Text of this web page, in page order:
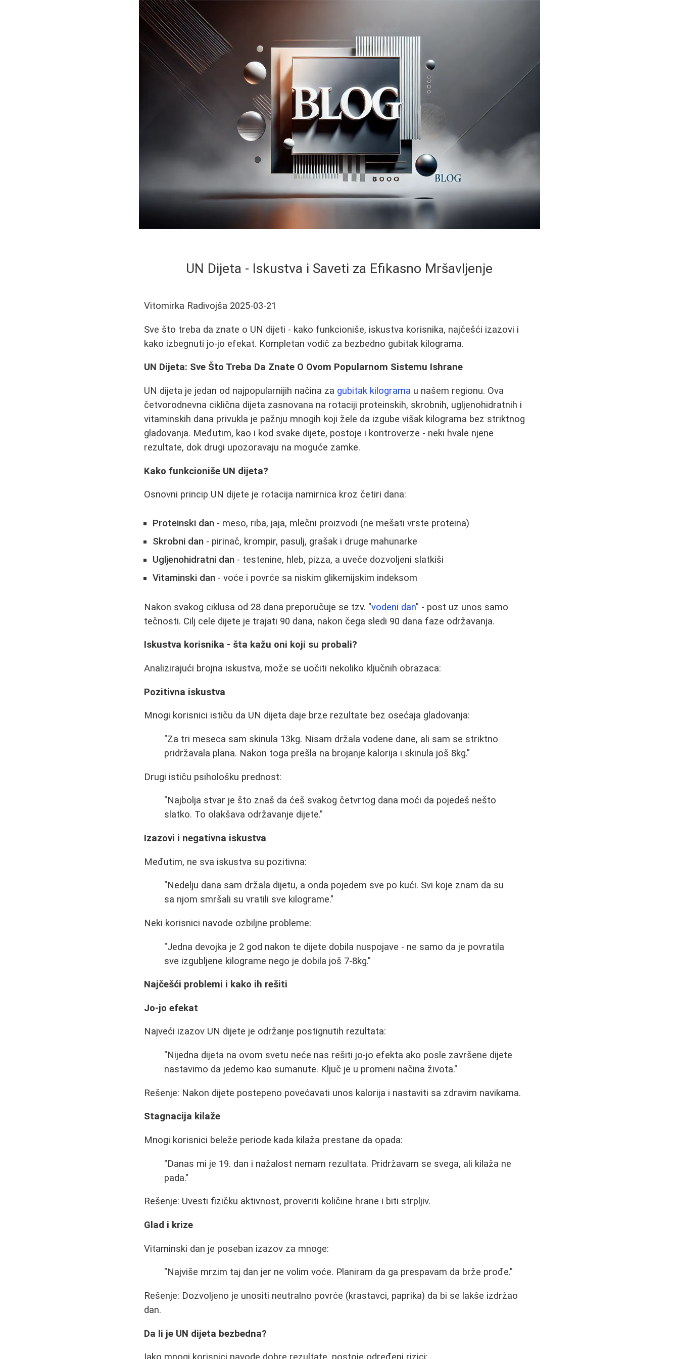
UN Dijeta - Iskustva i Saveti za Efikasno Mršavljenje
Vitomirka Radivojša 2025-03-21
Sve što treba da znate o UN dijeti - kako funkcioniše, iskustva korisnika, najčešći izazovi i
kako izbegnuti jo-jo efekat. Kompletan vodič za bezbedno gubitak kilograma.
UN Dijeta: Sve Što Treba Da Znate O Ovom Popularnom Sistemu Ishrane
UN dijeta je jedan od najpopularnijih načina za gubitak kilograma u našem regionu. Ova
četvorodnevna ciklična dijeta zasnovana na rotaciji proteinskih, skrobnih, ugljenohidratnih i
vitaminskih dana privukla je pažnju mnogih koji žele da izgube višak kilograma bez striktnog
gladovanja. Međutim, kao i kod svake dijete, postoje i kontroverze - neki hvale njene
rezultate, dok drugi upozoravaju na moguće zamke.
Kako funkcioniše UN dijeta?
Osnovni princip UN dijete je rotacija namirnica kroz četiri dana:
Proteinski dan - meso, riba, jaja, mlečni proizvodi (ne mešati vrste proteina)
Skrobni dan - pirinač, krompir, pasulj, grašak i druge mahunarke
Ugljenohidratni dan - testenine, hleb, pizza, a uveče dozvoljeni slatkiši
Vitaminski dan - voće i povrće sa niskim glikemijskim indeksom
Nakon svakog ciklusa od 28 dana preporučuje se tzv. "vodeni dan" - post uz unos samo
tečnosti. Cilj cele dijete je trajati 90 dana, nakon čega sledi 90 dana faze održavanja.
Iskustva korisnika - šta kažu oni koji su probali?
Analizirajući brojna iskustva, može se uočiti nekoliko ključnih obrazaca:
Pozitivna iskustva
Mnogi korisnici ističu da UN dijeta daje brze rezultate bez osećaja gladovanja:
"Za tri meseca sam skinula 13kg. Nisam držala vodene dane, ali sam se striktno
pridržavala plana. Nakon toga prešla na brojanje kalorija i skinula još 8kg."
Drugi ističu psihološku prednost:
"Najbolja stvar je što znaš da ćeš svakog četvrtog dana moći da pojedeš nešto
slatko. To olakšava održavanje dijete."
Izazovi i negativna iskustva
Međutim, ne sva iskustva su pozitivna:
"Nedelju dana sam držala dijetu, a onda pojedem sve po kući. Svi koje znam da su
sa njom smršali su vratili sve kilograme."
Neki korisnici navode ozbiljne probleme:
"Jedna devojka je 2 god nakon te dijete dobila nuspojave - ne samo da je povratila
sve izgubljene kilograme nego je dobila još 7-8kg."
Najčešći problemi i kako ih rešiti
Jo-jo efekat
Najveći izazov UN dijete je održanje postignutih rezultata:
"Nijedna dijeta na ovom svetu neće nas rešiti jo-jo efekta ako posle završene dijete
nastavimo da jedemo kao sumanute. Ključ je u promeni načina života."
Rešenje: Nakon dijete postepeno povećavati unos kalorija i nastaviti sa zdravim navikama.
Stagnacija kilaže
Mnogi korisnici beleže periode kada kilaža prestane da opada:
"Danas mi je 19. dan i nažalost nemam rezultata. Pridržavam se svega, ali kilaža ne
pada."
Rešenje: Uvesti fizičku aktivnost, proveriti količine hrane i biti strpljiv.
Glad i krize
Vitaminski dan je poseban izazov za mnoge:
"Najviše mrzim taj dan jer ne volim voće. Planiram da ga prespavam da brže prođe."
Rešenje: Dozvoljeno je unositi neutralno povrće (krastavci, paprika) da bi se lakše izdržao
dan.
Da li je UN dijeta bezbedna?